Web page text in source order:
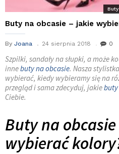
Buty
Buty na obcasie – jakie
By Joana 24 sierpnia 2018 0
Szpilki, sandały na słupki, a może
innebuty na obcasie. Nasza
wybierać, kiedy wybieramy się na
przegląd i sama zdecyduj, jakiebuty
Ciebie.
Buty na
wybierać